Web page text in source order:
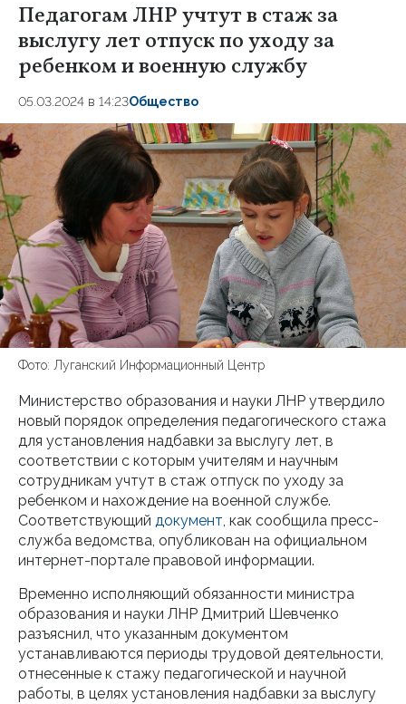
Педагогам ЛНР учтут в стаж за
выслугу лет отпуск по уходу за
ребенком и военную службу
05.03.2024 в 14:23Общество
Фото: Луганский Информационный Центр
Министерство образования и науки ЛНР утвердило
новый порядок определения педагогического стажа
для установления надбавки за выслугу лет, в
соответствии с которым учителям и научным
сотрудникам учтут в стаж отпуск по уходу за
ребенком и нахождение на военной службе.
Соответствующий документ, как сообщила пресс-
служба ведомства, опубликован на официальном
интернет-портале правовой информации.
Временно исполняющий обязанности министра
образования и науки ЛНР Дмитрий Шевченко
разъяснил, что указанным документом
устанавливаются периоды трудовой деятельности,
отнесенные к стажу педагогической и научной
работы, в целях установления надбавки за выслугу